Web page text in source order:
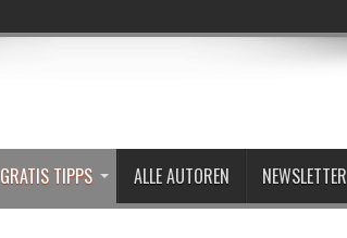
GRATIS TIPPS ALLE AUTOREN NEWSLETTER